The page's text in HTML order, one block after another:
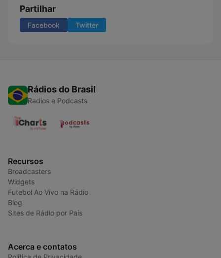
Partilhar
Facebook Twitter
Rádios do Brasil
Radios e Podcasts
Recursos
Broadcasters
Widgets
Futebol Ao Vivo na Rádio
Blog
Sites de Rádio por País
Acerca e contatos